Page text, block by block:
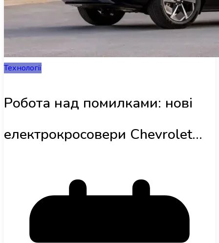
Інфраструктура
Огляди
Технології
Робота над помилками: нові
електрокросовери Chevrolet
вбудовані порти Tesla NACS